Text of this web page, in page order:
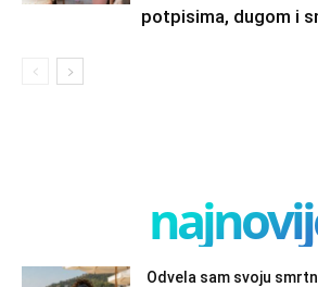
potpisima, dugom i
Odvela sam svoju